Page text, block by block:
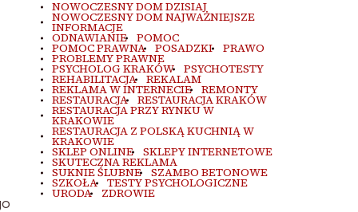
NOWOCZESNY DOM DZISIAJ
NOWOCZESNY DOM NAJWAŻNIEJSZE
INFORMACJE
ODNAWIANIE POMOC
POMOC PRAWNA POSADZKI PRAWO
PROBLEMY PRAWNE
PSYCHOLOG KRAKÓW PSYCHOTESTY
REHABILITACJA REKALAM
REKLAMA W INTERNECIE REMONTY
RESTAURACJA RESTAURACJA KRAKÓW
RESTAURACJA PRZY RYNKU W
KRAKOWIE
RESTAURACJA Z POLSKĄ KUCHNIĄ W
KRAKOWIE
SKLEP ONLINE SKLEPY INTERNETOWE
SKUTECZNA REKLAMA
SUKNIE ŚLUBNE SZAMBO BETONOWE
SZKOŁA TESTY PSYCHOLOGICZNE
URODA ZDROWIE